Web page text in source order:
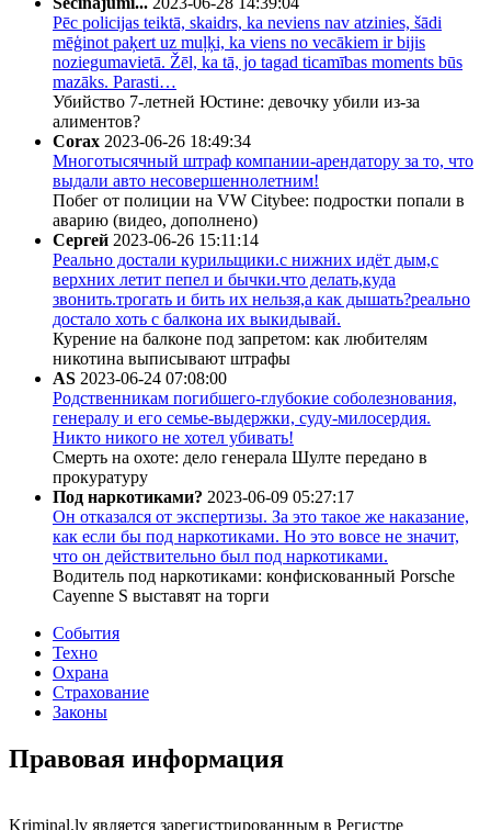
Pēc policijas teiktā, skaidrs, ka neviens nav atzinies, šādi
mēģinot paķert uz muļķi, ka viens no vecākiem ir bijis
noziegumavietā. Žēl, ka tā, jo tagad ticamības moments būs
mazāks. Parasti…
Убийство 7-летней Юстине: девочку убили из-за
алиментов?
Corax 2023-06-26 18:49:34
Многотысячный штраф компании-арендатору за то, что
выдали авто несовершеннолетним!
Побег от полиции на VW Citybee: подростки попали в
аварию (видео, дополнено)
Сергей 2023-06-26 15:11:14
Реально достали курильщики.с нижних идёт дым,с
верхних летит пепел и бычки.что делать,куда
звонить.трогать и бить их нельзя,а как дышать?реально
достало хоть с балкона их выкидывай.
Курение на балконе под запретом: как любителям
никотина выписывают штрафы
AS 2023-06-24 07:08:00
Родственникам погибшего-глубокие соболезнования,
генералу и его семье-выдержки, суду-милосердия.
Никто никого не хотел убивать!
Смерть на охоте: дело генерала Шулте передано в
прокуратуру
Под наркотиками? 2023-06-09 05:27:17
Он отказался от экспертизы. За это такое же наказание,
как если бы под наркотиками. Но это вовсе не значит,
что он действительно был под наркотиками.
Водитель под наркотиками: конфискованный Porsche
Cayenne S выставят на торги
События
Техно
Охрана
Страхование
Законы
Правовая информация
Kriminal.lv является зарегистрированным в Регистре